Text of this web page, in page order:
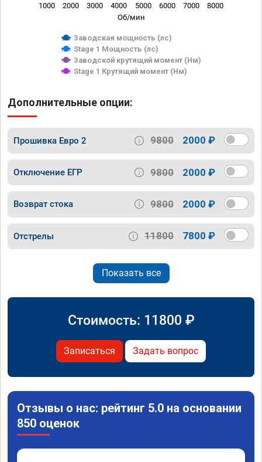
Об/мин
Заводская мощность (лс)
Stage 1 Мощность (лс)
Заводской крутящий момент (Нм)
Stage 1 Крутящий момент (Нм)
1000 2000 3000 4000 5000 6000 7000 8000
Дополнительные опции:
Прошивка Евро 2 9800 2000 ₽
Отключение ЕГР 9800 2000 ₽
Возврат стока 9800 2000 ₽
Отстрелы 11800 7800 ₽
Показать все
Стоимость: 11800 ₽
Записаться Задать вопрос
Отзывы о нас: рейтинг 5.0 на основании
850 оценок